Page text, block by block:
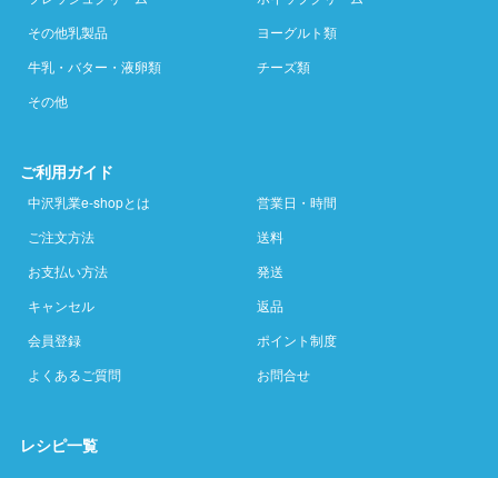
その他乳製品
ヨーグルト類
牛乳・バター・液卵類
チーズ類
その他
ご利用ガイド
中沢乳業e-shopとは
営業日・時間
ご注文方法
送料
お支払い方法
発送
キャンセル
返品
会員登録
ポイント制度
よくあるご質問
お問合せ
レシピ一覧